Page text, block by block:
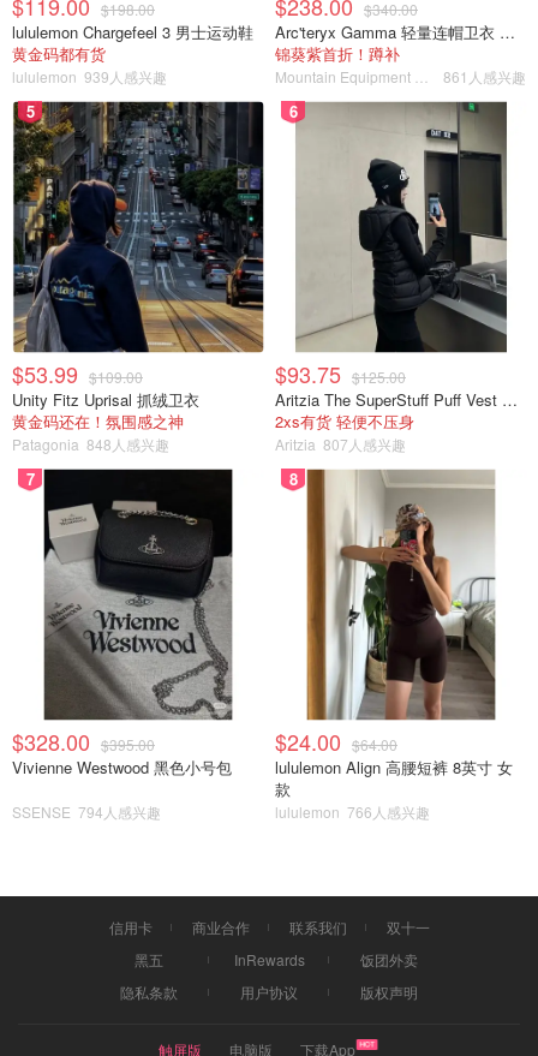
佳洁士的涩一点，但也算舒适，没有李施德林刺激。
Crest 3D white漱口水🌟🌟🌟🌟🌟
这款是淡紫色的液体，就是瓶身标签的紫色。属于3D white
系列，应该是有美白的功效。味道跟瓶子上写的一样great
tasting，是很温柔的薄荷味。从里到外都很优秀👍
Suave护发素🌟🌟🌟
$198.00
lululemon Chargefeel 3 男士运动鞋
黄金码都有货
lululemon 939人感兴趣
$340.00
Arc'teryx Gamma 轻量连帽卫衣 女款
锦葵紫首折！蹲补
861人感兴趣
5
$53.99 $109.00
Unity Fitz Uprisal 抓绒卫衣
黄金码还在！氛围感之神
Patagonia 848人感兴趣
6
$93.75 $125.00
Aritzia The SuperStuff Puff Vest 轻盈亮面马甲
2xs有货 轻便不压身
Aritzia 807人感兴趣
7
$328.00 $395.00
Vivienne Westwood 黑色小号包
SSENSE 794人感兴趣
8
$24.00 $64.00
lululemon Align 高腰短裤 8英寸 女
款
lululemon 766人感兴趣
信用卡 商业合作 联系我们
双十一
黑五
InRewards
饭团外卖
隐私条款
用户协议 版权声明
触屏版 电脑版 下载App